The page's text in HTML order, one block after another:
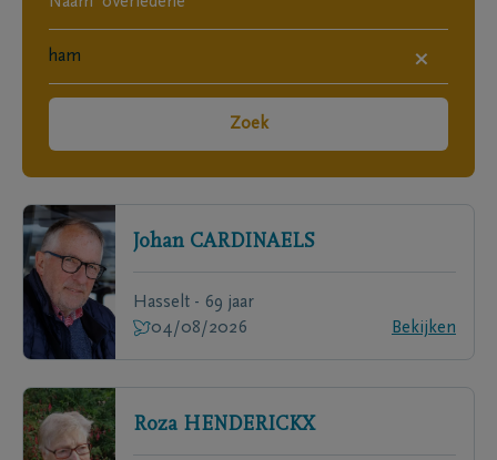
×
Zoek
Johan CARDINAELS
Hasselt - 69 jaar
04/08/2026
Bekijken
Roza HENDERICKX